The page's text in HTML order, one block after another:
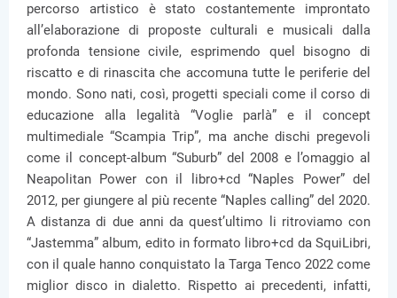
percorso artistico è stato costantemente improntato
all’elaborazione di proposte culturali e musicali dalla
profonda tensione civile, esprimendo quel bisogno di
riscatto e di rinascita che accomuna tutte le periferie del
mondo. Sono nati, così, progetti speciali come il corso di
educazione alla legalità “Voglie parlà” e il concept
multimediale “Scampia Trip”, ma anche dischi pregevoli
come il concept-album “Suburb” del 2008 e l’omaggio al
Neapolitan Power con il libro+cd “Naples Power” del
2012, per giungere al più recente “Naples calling” del 2020.
A distanza di due anni da quest’ultimo li ritroviamo con
“Jastemma” album, edito in formato libro+cd da SquiLibri,
con il quale hanno conquistato la Targa Tenco 2022 come
miglior disco in dialetto. Rispetto ai precedenti, infatti,